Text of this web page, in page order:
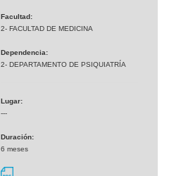
Facultad:
2- FACULTAD DE MEDICINA
Dependencia:
2- DEPARTAMENTO DE PSIQUIATRÍA
Lugar:
---
Duración:
6 meses